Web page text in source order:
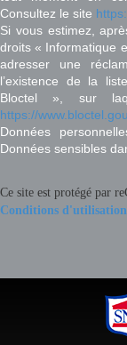
Consultez le site
Si vous estimez,
droits « Informatique
adresser une
l’existence de la
Bloctel », sur
https://
Données
Données sensibles
Ce site est protégé par
Conditions d'utilisation